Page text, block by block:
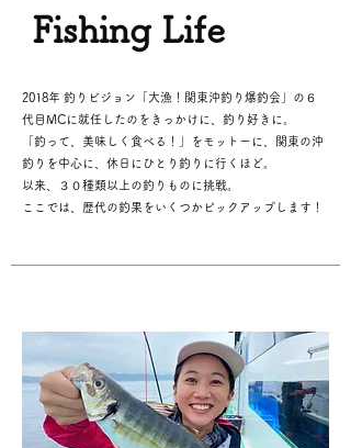
Fishing Life
2018年 釣りビジョン「大漁！関東沖釣り爆釣会」の６
代目MCに就任したのをきっかけに、釣り好きに。
「釣って、美味しく食べる！」をモットーに、関東の沖
釣りを中心に、休日にひとり釣りに行くほど。
以来、３０種類以上の釣りものに挑戦。
ここでは、歴代の釣果をいくつかピックアップします！